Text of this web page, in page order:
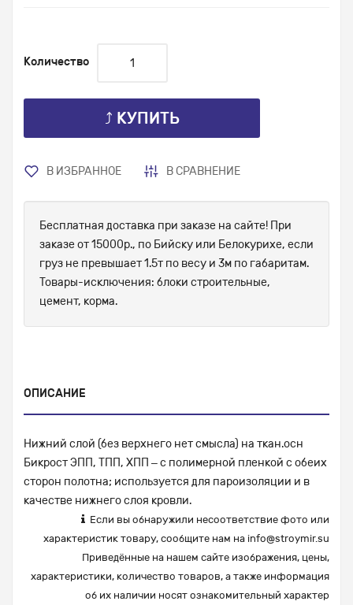
Количество
⤴ КУПИТЬ
В ИЗБРАННОЕ В СРАВНЕНИЕ
Бесплатная доставка при заказе на сайте! При
заказе от 15000р., по Бийску или Белокурихе, если
груз не превышает 1.5т по весу и 3м по габаритам.
Товары-исключения: блоки строительные,
цемент, корма.
ОПИСАНИЕ
Нижний слой (без верхнего нет смысла) на ткан.осн
Бикрост ЭПП, ТПП, ХПП – с полимерной пленкой с обеих
сторон полотна; используется для пароизоляции и в
качестве нижнего слоя кровли.
Если вы обнаружили несоответствие фото или
характеристик товару, сообщите нам на info@stroymir.su
Приведённые на нашем сайте изображения, цены,
характеристики, количество товаров, а также информация
об их наличии носят ознакомительный характер